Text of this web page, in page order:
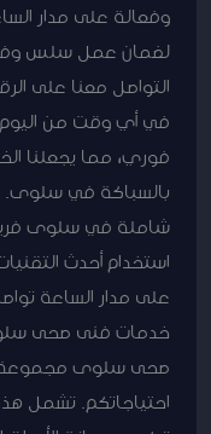
وفعالة على مدار
لضمان عمل سلس
في أي وقت من
فوري، مما يجعلنا
بالسباكة في سلوى.
شاملة في سلوى
استخدام أحدث
خدمات فنى صحى
صحى سلوى مجموعة
احتياجاتكم. تشمل